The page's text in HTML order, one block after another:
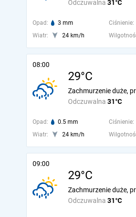
Odczuwalna 31°C
Opad: 3 mm Ciśnienie:
Wiatr:
24 km/h
08:00
29°C
Odczuwalna 31°C
Zachmurzenie duże,
Opad: 0.5 mm Ciśnienie:
Wiatr:
24 km/h
09:00
29°C
Odczuwalna 31°C
Zachmurzenie duże,